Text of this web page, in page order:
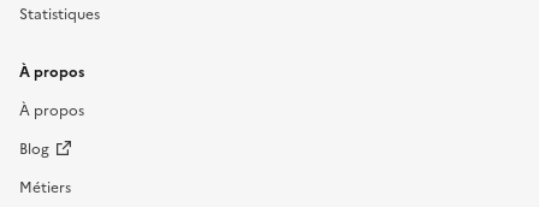
Statistiques
À propos
À propos
Blog
Métiers